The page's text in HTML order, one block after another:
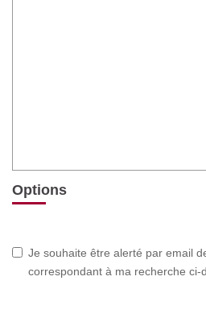
Options
Je souhaite être alerté par email
correspondant à ma recherche ci-